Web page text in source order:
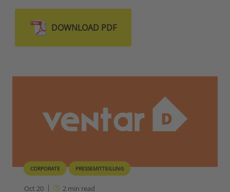
DOWNLOAD PDF
CORPORATE PRESSEMITTEILUNG
Oct 20 2min read